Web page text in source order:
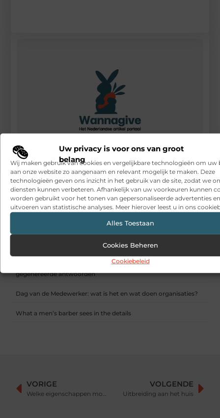
Uw privacy is voor ons van groot
belang
Wij maken gebruik van cookies en vergelijkbare technologieën om uw
aan onze website zo aangenaam en relevant mogelijk te maken. Deze
technologieën geven ons inzicht in het gebruik van de site, zodat we
diensten kunnen verbeteren. Afhankelijk van uw voorkeuren kunnen
worden gebruikt voor het tonen van gepersonaliseerde advertenties
uitvoeren van statistische analyses. Meer hierover leest u in ons
Alles Toestaan
Cookies Beheren
Cookiebeleid
Krachtige webteksten laten schrijven
RECENTE BERICHTEN
Snelle sfeerverbetering met accessoires die altijd passen
Een deur die open blijft zonder gedoe
gegenereerde antwoorden
Dag van de Medewerker: wat is het en wat doen organisaties?
What a men’s barber sees in the details
VORIGE
Welke eigenschappen moet een mediator hebben?
VOLGENDE
Uitbreiding aan het huis